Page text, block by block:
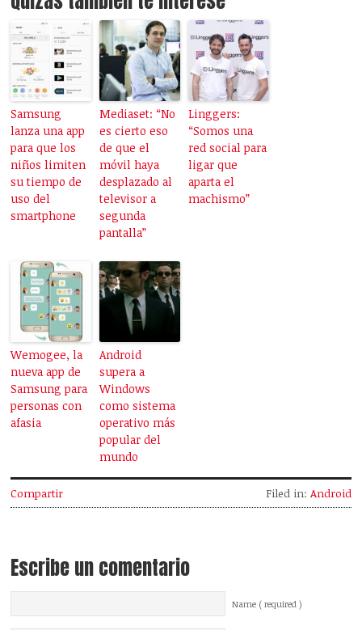
Samsung
lanza una app
para que los
niños limiten
su tiempo de
uso del
smartphone
Mediaset: “No
es cierto eso
de que el
móvil haya
desplazado al
televisor a
segunda
pantalla”
Linggers:
“Somos una
red social para
ligar que
aparta el
machismo”
Wemogee, la
nueva app de
Samsung para
personas con
afasia
Android
supera a
Windows
como sistema
operativo más
popular del
mundo
Compartir Filed in: Android
Escribe un comentario
Name ( required )